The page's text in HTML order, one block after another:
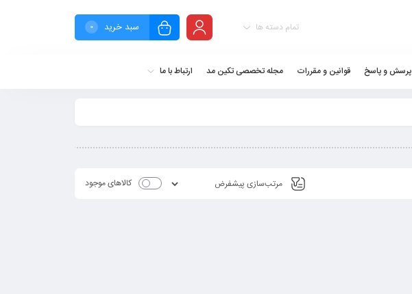
سبد خرید 0 تمام دسته ها
پرسش و پاسخ قوانین و مقررات مجله تخصصی تکین مد ارتباط با ما
کالاهای موجود